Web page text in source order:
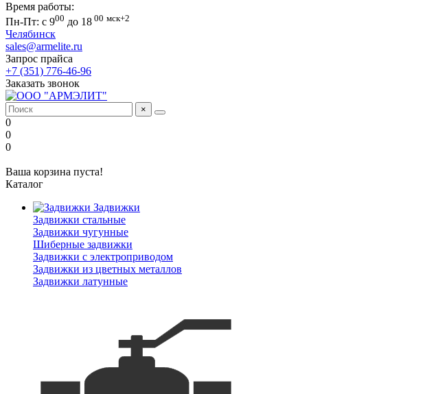
Время работы:
Пн-Пт: с 900 до 18 00 мск+2
Челябинск
sales@armelite.ru
Запрос прайса
+7 (351) 776-46-96
Заказать звонок
×
0
0
0
Ваша корзина пуста!
Каталог
Задвижки
Задвижки стальные
Задвижки чугунные
Шиберные задвижки
Задвижки с электроприводом
Задвижки из цветных металлов
Задвижки латунные